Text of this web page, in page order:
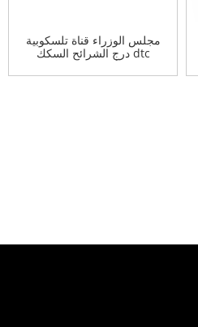
مجلس الوزراء قناة تلسكوبية
dtc درج الشرائح السكك
الحديدية أسفل تحمل مجلس
الوزراء لينة إغلاق السكك